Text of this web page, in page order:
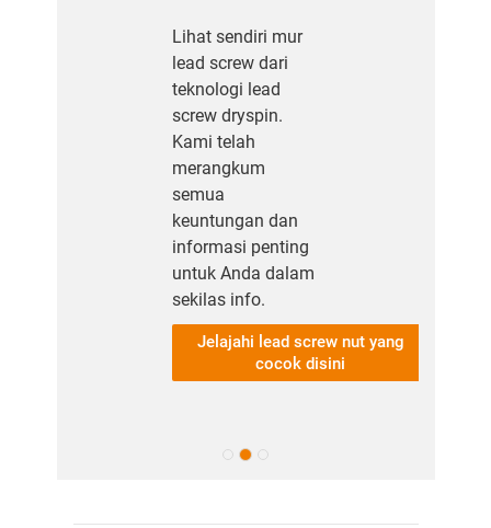
Lihat sendiri mur
lead screw dari
teknologi lead
screw dryspin.
Kami telah
merangkum
semua
keuntungan dan
informasi penting
untuk Anda dalam
sekilas info.
Jelajahi lead screw nut yang
cocok disini